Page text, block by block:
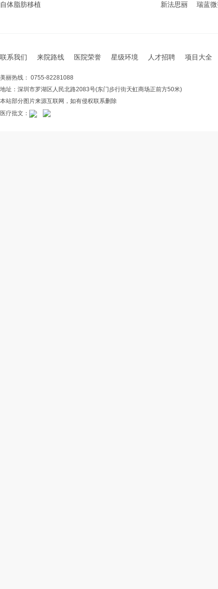
自体脂肪移植 新法思丽 瑞蓝
联系我们 来院路线 医院荣誉 星级环境 人才招聘 项目大全
美丽热线： 0755-82281088
地址：深圳市罗湖区人民北路2083号(东门步行街天虹商场正前方50米)
本站部分图片来源互联网，如有侵权联系删除
医疗批文：